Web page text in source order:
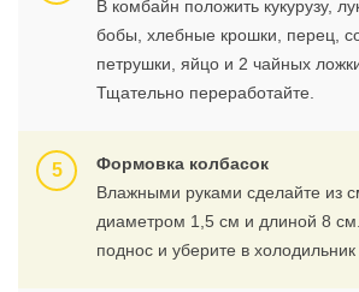
В комбайн положить кукурузу,
бобы, хлебные крошки, перец,
петрушки, яйцо и 2 чайных
Тщательно переработайте.
Формовка колбасок
Влажными руками сделайте из
диаметром 1,5 см и длиной 8
поднос и уберите в холодильник